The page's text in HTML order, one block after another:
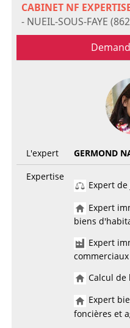
CABINET NF
- NUEIL-SOUS-FAYE
L'expert
GERMOND
Expertise
Expert
Expert
biens
Expert
Calcul
Expert
foncières et